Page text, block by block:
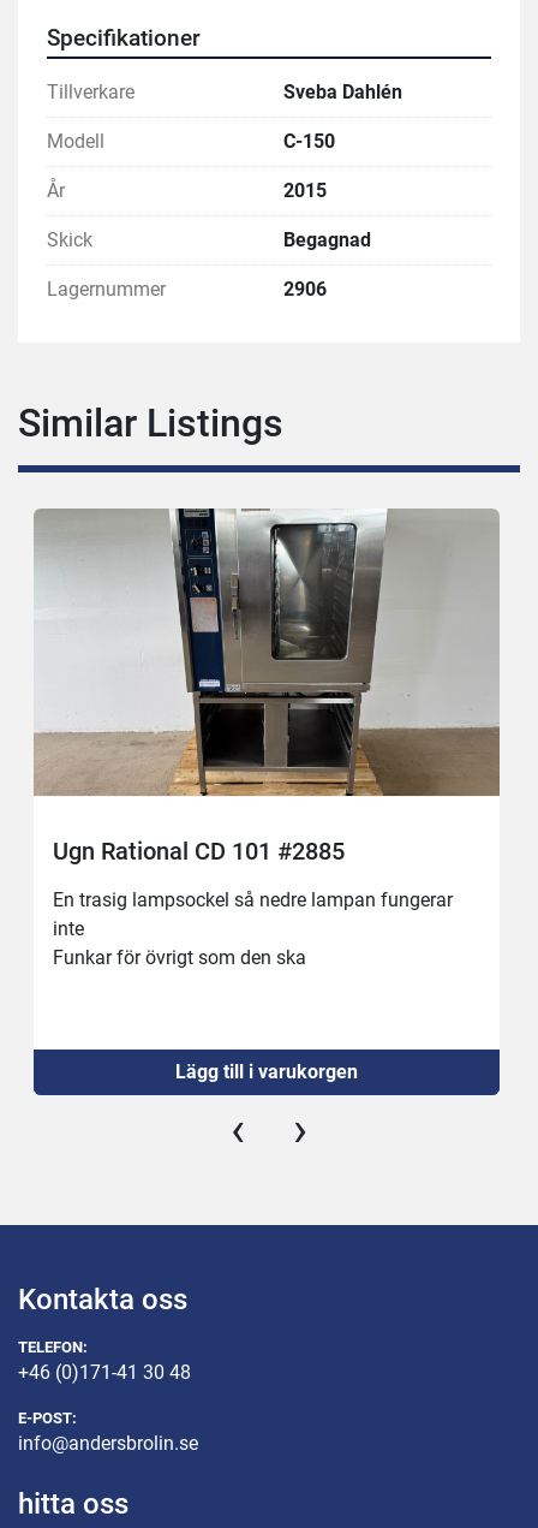
Specifikationer
Tillverkare Sveba Dahlén
Modell C-150
År 2015
Skick Begagnad
Lagernummer 2906
Similar Listings
Ugn Rational CD 101 #2885
En trasig lampsockel så nedre lampan fungerar
inte
Funkar för övrigt som den ska
Lägg till i varukorgen
‹ ›
Kontakta oss
TELEFON:
+46 (0)171-41 30 48
E-POST:
info@andersbrolin.se
hitta oss